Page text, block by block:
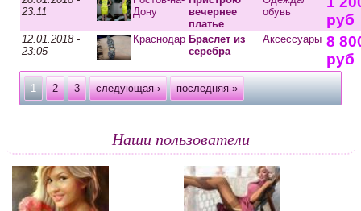
23:11
Дону
вечернее
платье
обувь
руб
12.01.2018 -
23:05
Краснодар Браслет из
серебра
Аксессуары 8
руб
Страницы
1 2 3 следующая › последняя »
Наши пользователи